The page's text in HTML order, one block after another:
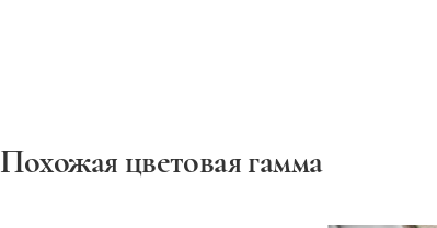
Похожая цветовая гамма